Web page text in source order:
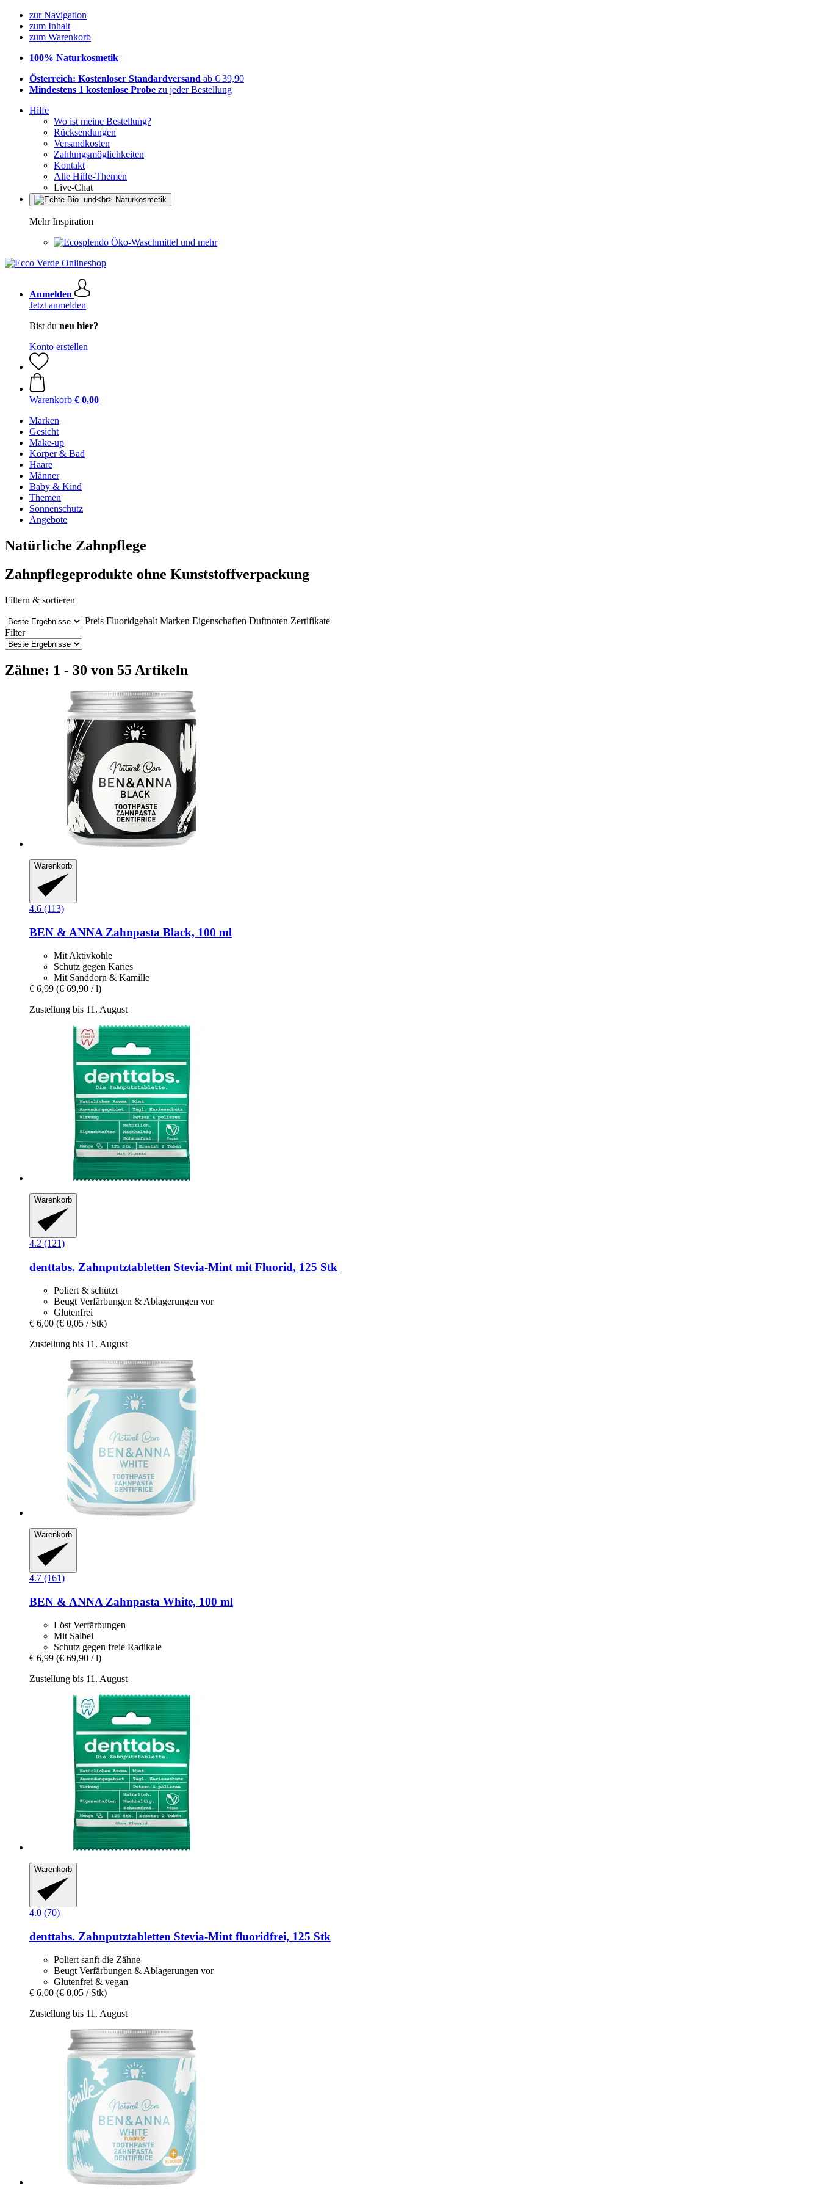
zur Navigation
zum Inhalt
zum Warenkorb
100% Naturkosmetik
Österreich: Kostenloser Standardversand ab € 39,90
Mindestens 1 kostenlose Probe zu jeder Bestellung
Hilfe
Wo ist meine Bestellung?
Rücksendungen
Versandkosten
Zahlungsmöglichkeiten
Kontakt
Alle Hilfe-Themen
Live-Chat
Mehr Inspiration
Öko-Waschmittel und mehr
Anmelden
Jetzt anmelden
Bist du neu hier?
Konto erstellen
Warenkorb € 0,00
Marken
Gesicht
Make-up
Körper & Bad
Haare
Männer
Baby & Kind
Themen
Sonnenschutz
Angebote
Natürliche Zahnpflege
Zahnpflegeprodukte ohne Kunststoffverpackung
Filtern & sortieren
Preis Fluoridgehalt Marken Eigenschaften Duftnoten Zertifikate
Filter
Zähne: 1 - 30 von 55 Artikeln
Warenkorb
4.6 (113)
BEN & ANNA Zahnpasta Black, 100 ml
Mit Aktivkohle
Schutz gegen Karies
Mit Sanddorn & Kamille
€ 6,99 (€ 69,90 / l)
Zustellung bis 11. August
Warenkorb
4.2 (121)
denttabs. Zahnputztabletten Stevia-​Mint mit Fluorid, 125 Stk
Poliert & schützt
Beugt Verfärbungen & Ablagerungen vor
Glutenfrei
€ 6,00 (€ 0,05 / Stk)
Zustellung bis 11. August
Warenkorb
4.7 (161)
BEN & ANNA Zahnpasta White, 100 ml
Löst Verfärbungen
Mit Salbei
Schutz gegen freie Radikale
€ 6,99 (€ 69,90 / l)
Zustellung bis 11. August
Warenkorb
4.0 (70)
denttabs. Zahnputztabletten Stevia-​Mint fluoridfrei, 125 Stk
Poliert sanft die Zähne
Beugt Verfärbungen & Ablagerungen vor
Glutenfrei & vegan
€ 6,00 (€ 0,05 / Stk)
Zustellung bis 11. August